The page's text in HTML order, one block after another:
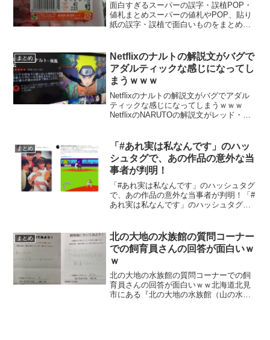
面白すぎるスーパーの誤字・誤植POP・
値札まとめスーパーの値札やPOP、貼り
紙の誤字・誤植で面白いものをまとめま
（19,999円）やきそばでした味付けチキ
ンレック(口も手も汚...
まとめ
Netflixのナルトの解説文がバグで
アダルティックな感じになってし
まうｗｗｗ
Netflixのナルトの解説文がバグでアダル
ティックな感じになってしまうｗｗｗ
NetflixのNARUTOの解説文がレッド・ス
ぶりにナルトのアニメでも観ようかと思
ったら...
まとめ
「#あれ実は私なんです」のハッ
シュタグで、あの作品の意外な当
事者が判明！
「#あれ実は私なんです」のハッシュタグ
で、あの作品の意外な当事者が判明！「#
あれ実は私なんです」のハッシュタグ
バカ日本地図やモンスターエナジーQRコ
ードの開発光GENJ...
まとめ
北の大地の水族館の質問コーナー
での飼育員さんの回答が面白いｗ
ｗ
北の大地の水族館の質問コーナーでの飼
育員さんの回答が面白いｗｗ北海道北見
市にある『北の大地の水族館（山の水族